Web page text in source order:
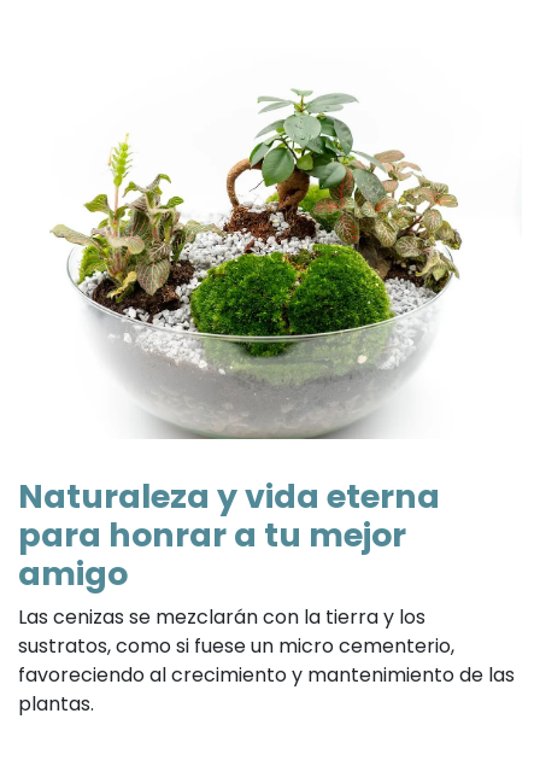
Naturaleza y vida eterna
para honrar a tu mejor
amigo
Las cenizas se mezclarán con la tierra y los
sustratos, como si fuese un micro cementerio,
favoreciendo al crecimiento y mantenimiento de las
plantas.